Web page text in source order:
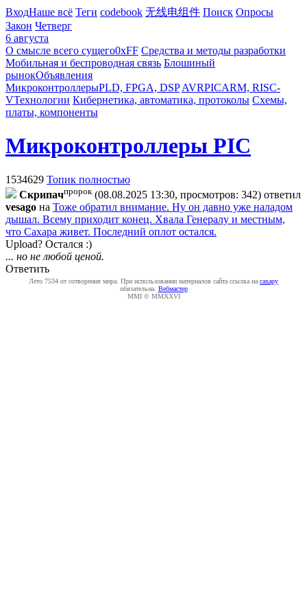
ВходНаше всё Теги codebook 无线电组件 Поиск Опросы
Закон Четверг
6 августа
О смысле всего сущего0xFF Средства и методы разработки
Мобильная и беспроводная связь Блошиный
рынокОбъявления
МикроконтроллерыPLD, FPGA, DSP AVRPICARM, RISC-
VТехнологии Кибернетика, автоматика, протоколы Схемы,
платы, компоненты
Микроконтроллеры PIC
1534629 Топик полностью
Cкpипaчпророк (08.08.2025 13:30, просмотров: 342) ответил
vesago на Тоже обратил внимание. Ну он давно уже наладом
дышал. Всему приходит конец. Хвала Генералу и местным,
что Сахара живет. Последний оплот остался.
Upload? Остался :)
... но не любой ценой.
Ответить
Лето 7534 от сотворения мира. При использовании материалов сайта ссылка на caxapу
обязательна. Вебмастер
MMI © MMXXVI